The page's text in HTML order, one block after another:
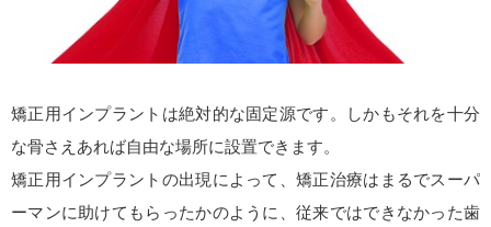
矯正用インプラントは絶対的な固定源です。しかもそれを十分
な骨さえあれば自由な場所に設置できます。
矯正用インプラントの出現によって、矯正治療はまるでスーパ
ーマンに助けてもらったかのように、従来ではできなかった歯